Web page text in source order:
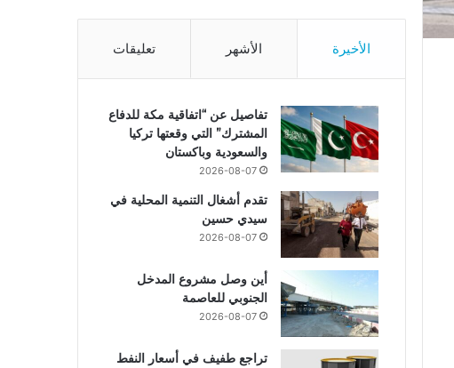
الأخيرة الأشهر تعليقات
تفاصيل عن “اتفاقية مكة للدفاع
المشترك” التي وقعتها تركيا
والسعودية وباكستان
2026-08-07
تقدم أشغال التنمية المحلية في
سيدي حسين
2026-08-07
أين وصل مشروع المدخل
الجنوبي للعاصمة
2026-08-07
تراجع طفيف في أسعار النفط